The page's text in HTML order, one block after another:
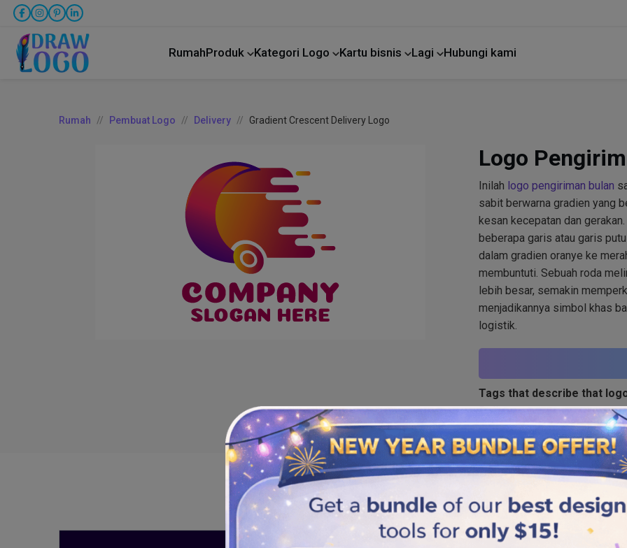
RumahProduk Kategori Logo Kartu bisnis Lagi Hubungi kami
Rumah Pembuat Logo Delivery Gradient Crescent Delivery Logo
Logo
Inilah logo pengiriman bulan
sabit berwarna gradien yang
kesan kecepatan dan
beberapa garis atau garis
dalam gradien oranye ke
membuntuti. Sebuah roda
lebih besar, semakin
menjadikannya simbol khas
logistik.
Tags that describe that
Delivery
Similar logos